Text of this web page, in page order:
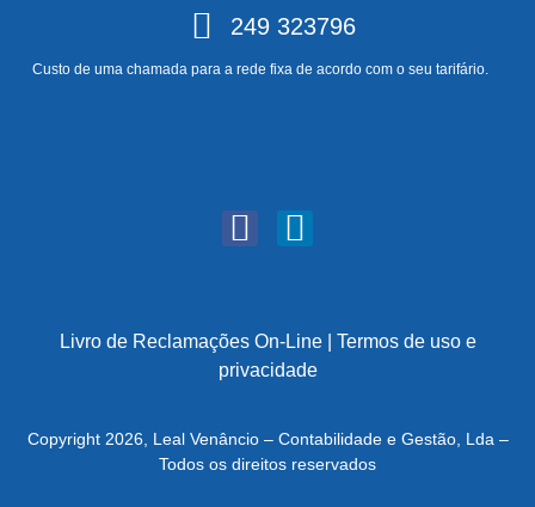
249 323796
Custo de uma chamada para a rede fixa de acordo com o seu tarifário.
Livro de Reclamações On-Line| Termos de uso e
privacidade
Copyright 2026, Leal Venâncio – Contabilidade e Gestão, Lda –
Todos os direitos reservados